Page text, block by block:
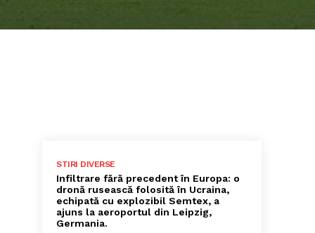
STIRI DIVERSE
Infiltrare fără precedent în Europa: o
dronă rusească folosită în Ucraina,
echipată cu explozibil Semtex, a
ajuns la aeroportul din Leipzig,
Germania.